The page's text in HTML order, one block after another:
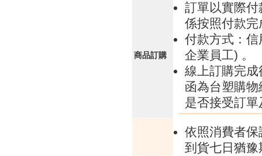
商品訂購
訂單以實際
係按照付款
付款方式：
企業員工) 。
線上訂購完
函為台塑購
是否接受訂
依照消費者
到貨七日猶